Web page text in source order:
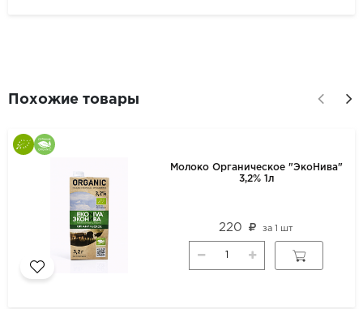
Похожие товары
Молоко Органическое "ЭкоНива"
3,2% 1л
220 за1 шт